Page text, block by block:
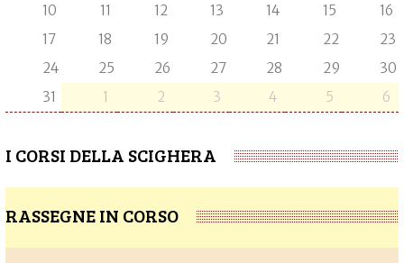
10
11 12 13 14 15
16
17
18 19 20 21 22
23
24
25 26 27 28 29
30
31
1 2 3 4 5 6
I CORSI DELLA SCIGHERA
RASSEGNE IN CORSO